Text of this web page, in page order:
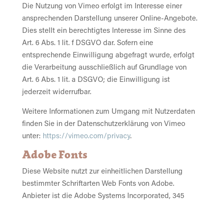
Die Nutzung von Vimeo erfolgt im Interesse einer
ansprechenden Darstellung unserer Online-Angebote.
Dies stellt ein berechtigtes Interesse im Sinne des
Art. 6 Abs. 1 lit. f DSGVO dar. Sofern eine
entsprechende Einwilligung abgefragt wurde, erfolgt
die Verarbeitung ausschließlich auf Grundlage von
Art. 6 Abs. 1 lit. a DSGVO; die Einwilligung ist
jederzeit widerrufbar.
Weitere Informationen zum Umgang mit Nutzerdaten
finden Sie in der Datenschutzerklärung von Vimeo
unter: https://vimeo.com/privacy.
Adobe Fonts
Diese Website nutzt zur einheitlichen Darstellung
bestimmter Schriftarten Web Fonts von Adobe.
Anbieter ist die Adobe Systems Incorporated, 345